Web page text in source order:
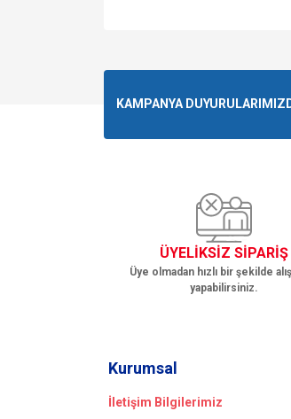
Ürün resmi kalitesiz, bozuk
Bu ürüne benzer farklı
KAMPANYA
ÜYELİKSİZ SİPARİŞ
Üye olmadan hızlı bir şekilde
yapabilirsiniz.
Kurumsal
İletişim Bilgilerimiz